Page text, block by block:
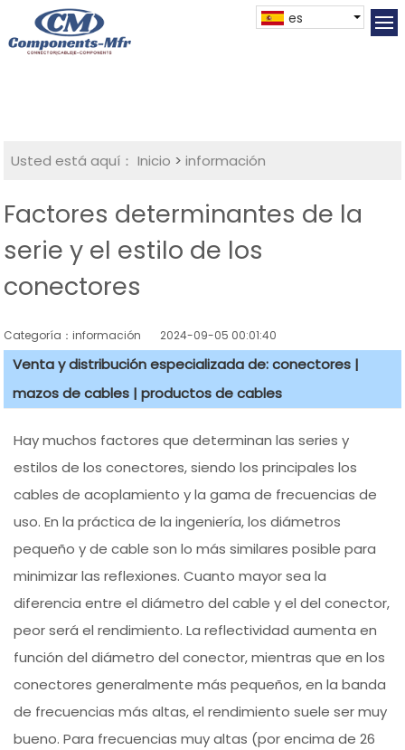
es
Usted está aquí： Inicio >información
Factores determinantes de la
serie y el estilo de los
conectores
Categoría：información 2024-09-05 00:01:40
Venta y distribución especializada de: conectores |
mazos de cables | productos de cables
Hay muchos factores que determinan las series y
estilos de los conectores, siendo los principales los
cables de acoplamiento y la gama de frecuencias de
uso. En la práctica de la ingeniería, los diámetros
pequeño y de cable son lo más similares posible para
minimizar las reflexiones. Cuanto mayor sea la
diferencia entre el diámetro del cable y el del conector,
peor será el rendimiento. La reflectividad aumenta en
función del diámetro del conector, mientras que en los
conectores generalmente más pequeños, en la banda
de frecuencias más altas, el rendimiento suele ser muy
bueno. Para frecuencias muy altas (por encima de 26